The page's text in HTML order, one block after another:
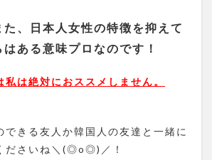
、日本人女性の特徴を抑えて
ある意味プロなのです！
は絶対におススメしません。
できる友人か韓国人の友達と一緒に
ださいね＼(◎o◎)／！